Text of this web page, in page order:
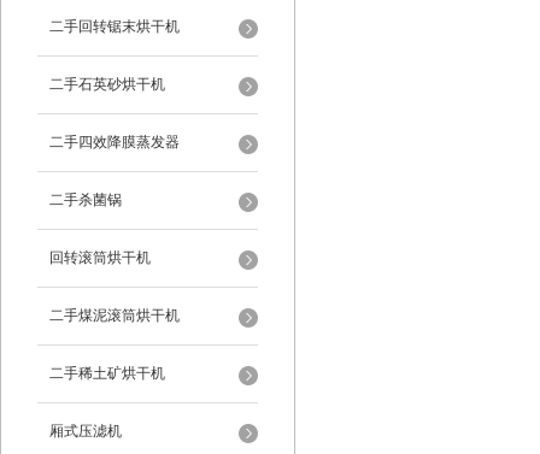
二手回转锯末烘干机
二手石英砂烘干机
二手四效降膜蒸发器
二手杀菌锅
回转滚筒烘干机
二手煤泥滚筒烘干机
二手稀土矿烘干机
厢式压滤机